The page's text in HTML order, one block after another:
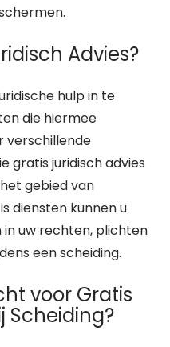
Advies?
hulp in te
die hiermee
verschillende
gratis juridisch advies
gebied van
diensten kunnen u
uw rechten, plichten
een scheiding.
voor Gratis
Scheiding?